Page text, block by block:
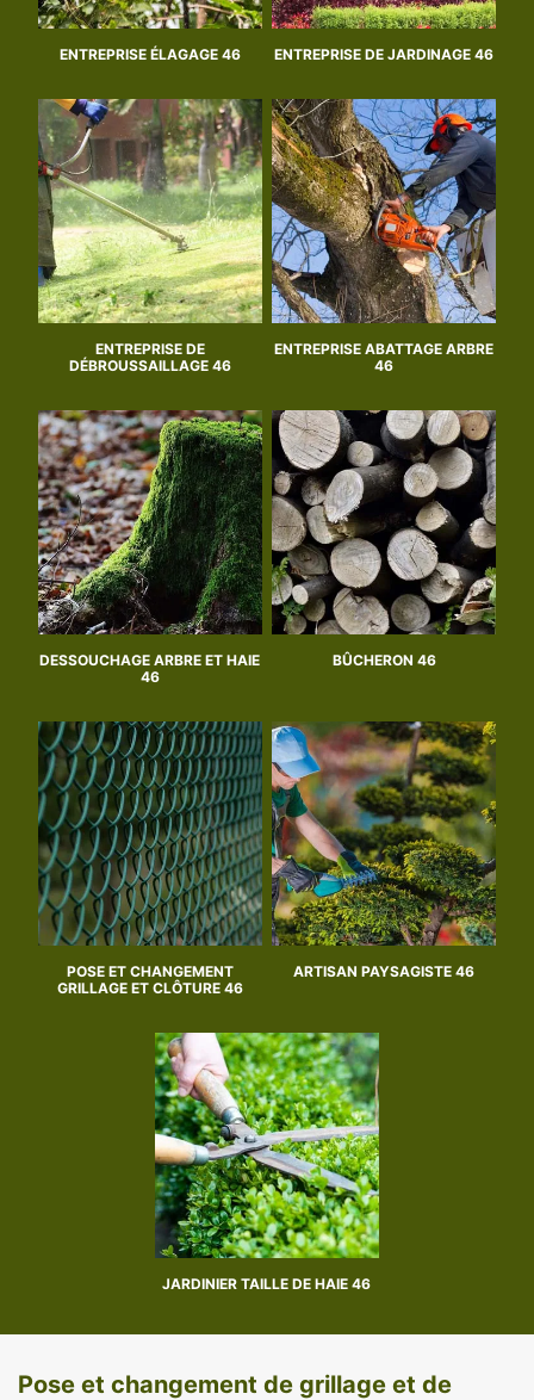
ENTREPRISE ÉLAGAGE 46 ENTREPRISE DE JARDINAGE 46
ENTREPRISE DE
DÉBROUSSAILLAGE 46
ENTREPRISE ABATTAGE ARBRE
46
DESSOUCHAGE ARBRE ET HAIE
46
BÛCHERON 46
POSE ET CHANGEMENT
GRILLAGE ET CLÔTURE 46
ARTISAN PAYSAGISTE 46
JARDINIER TAILLE DE HAIE 46
Pose et changement de grillage et de